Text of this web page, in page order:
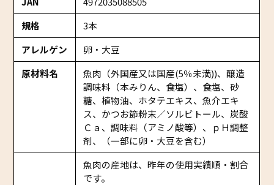
規格
3本
アレルゲン
卵・大豆
原材料名
魚肉（外国産又は国産(5％未満))、醸造
調味料（本みりん、食塩）、食塩、砂
糖、植物油、ホタテエキス、魚介エキ
ス、かつお節粉末／ソルビトール、炭酸
Ｃａ、調味料（アミノ酸等）、ｐＨ調整
剤、（一部に卵・大豆を含む）
魚肉の産地は、昨年の使用実績順・割合
です。